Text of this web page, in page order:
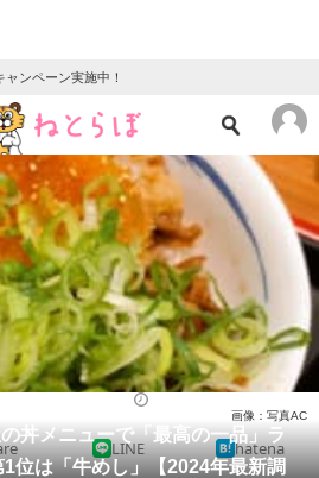
ンペーン実施中！
ニュース
クイズ
地域
教育・育児
リサーチ
丼メニューで「最高の一品」ラ
は「牛めし」【2024年最新調
画像：写真AC
LINE hatena